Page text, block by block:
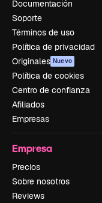
Documentación
Soporte
Términos de uso
Política de privacidad
Originales Nuevo
Política de cookies
Centro de confianza
Afiliados
Empresas
Empresa
Precios
Sobre nosotros
Reviews